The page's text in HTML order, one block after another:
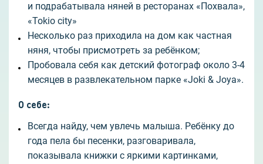
и подрабатывала няней в ресторанах «Похвала»,
«Tokio city»
Несколько раз приходила на дом как частная
няня, чтобы присмотреть за ребёнком;
Пробовала себя как детский фотограф около 3-4
месяцев в развлекательном парке «Joki & Joya».
О себе:
Всегда найду, чем увлечь малыша. Ребёнку до
года пела бы песенки, разговаривала,
показывала книжки с яркими картинками,